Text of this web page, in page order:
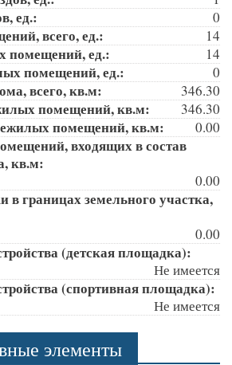
ед.: 0
всего, ед.: 14
помещений, ед.: 14
помещений, ед.: 0
всего, кв.м: 346.30
помещений, кв.м: 346.30
помещений, кв.м: 0.00
входящих в состав
кв.м:
0.00
границах земельного участка,
0.00
(детская площадка):
Не имеется
(спортивная площадка):
Не имеется
элементы